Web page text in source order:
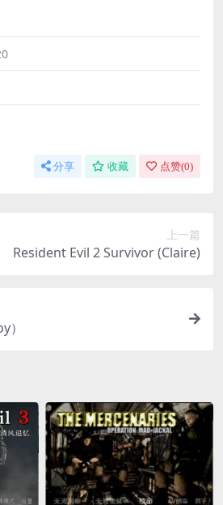
分享 收藏 点赞(0)
上一篇
Resident Evil 2 Survivor (Claire)
）